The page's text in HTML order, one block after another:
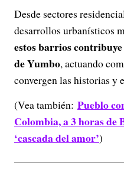
Desde sectores
desarrollos urbanísticos
estos barrios
de Yumbo, actuando
convergen las historias y
(Vea también: Pueblo
Colombia, a 3 horas de
‘cascada del amor’)